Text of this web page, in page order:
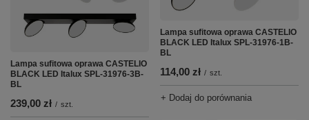
Lampa sufitowa oprawa CASTELIO
BLACK LED Italux SPL-31976-3B-
BL
239,00 zł / szt.
Lampa sufitowa oprawa CASTELIO
BLACK LED Italux SPL-31976-1B-
BL
114,00 zł / szt.
+ Dodaj do porównania